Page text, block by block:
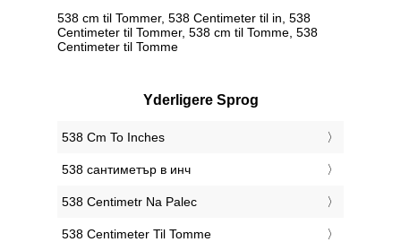
538 cm til Tommer, 538 Centimeter til in, 538
Centimeter til Tommer, 538 cm til Tomme, 538
Centimeter til Tomme
Yderligere Sprog
‎538 Cm To Inches
‎538 сантиметър в инч
‎538 Centimetr Na Palec
‎538 Centimeter Til Tomme